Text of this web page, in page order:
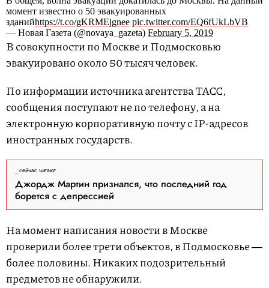
момент известно о 50 эвакуированных
зданийhttps://t.co/gKRMEjgnee pic.twitter.com/EQ6fUkLbVB
— Новая Газета (@novaya_gazeta) February 5, 2019
В совокупности по Москве и Подмосковью
эвакуировано около 50 тысяч человек.
По информации источника агентства ТАСС,
сообщения поступают не по телефону, а на
электронную корпоративную почту с IP-адресов
иностранных государств.
сейчас читают
Джордж Мартин признался, что последний год
борется с депрессией
На момент написания новости в Москве
проверили более трети объектов, в Подмосковье ―
более половины. Никаких подозрительный
предметов не обнаружили.